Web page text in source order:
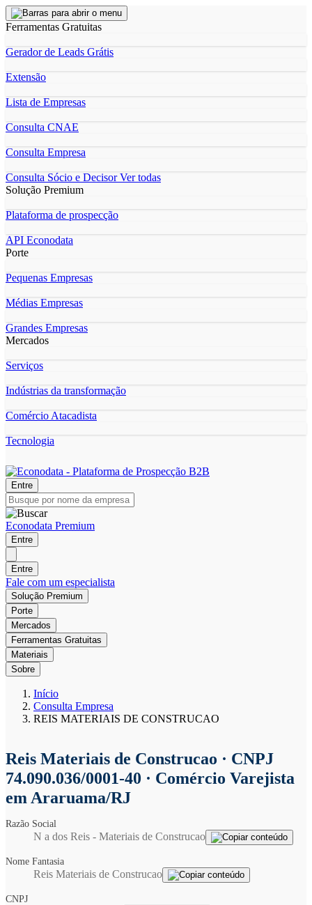
Ferramentas Gratuitas
Gerador de Leads Grátis
Extensão
Lista de Empresas
Consulta CNAE
Consulta Empresa
Consulta Sócio e DecisorVer todas
Solução Premium
Plataforma de prospecção
API Econodata
Porte
Pequenas Empresas
Médias Empresas
Grandes Empresas
Mercados
Serviços
Indústrias da transformação
Comércio Atacadista
Tecnologia
Entre
Econodata Premium
Entre
Entre
Fale com um especialista
Solução Premium
Porte
Mercados
Ferramentas Gratuitas
Materiais
Sobre
Início
Consulta Empresa
REIS MATERIAIS DE CONSTRUCAO
Reis Materiais de Construcao · CNPJ
74.090.036/0001-40 · Comércio Varejista
em Araruama/RJ
Razão Social
N a dos Reis - Materiais de Construcao
Nome Fantasia
Reis Materiais de Construcao
CNPJ